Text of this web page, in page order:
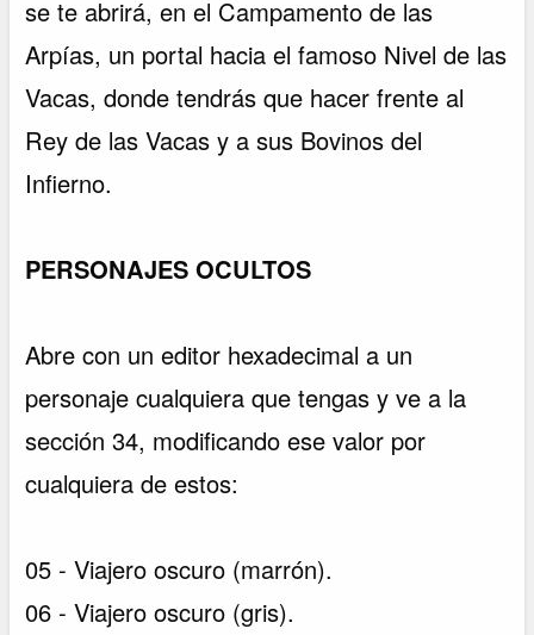
se te abrirá, en el Campamento de las
Arpías, un portal hacia el famoso Nivel de las
Vacas, donde tendrás que hacer frente al
Rey de las Vacas y a sus Bovinos del
Infierno.
PERSONAJES OCULTOS
Abre con un editor hexadecimal a un
personaje cualquiera que tengas y ve a la
sección 34, modificando ese valor por
cualquiera de estos:
05 - Viajero oscuro (marrón).
06 - Viajero oscuro (gris).